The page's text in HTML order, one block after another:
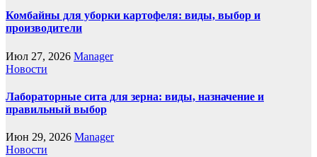
Комбайны для уборки картофеля: виды, выбор и
производители
Июл 27, 2026 Manager
Новости
Лабораторные сита для зерна: виды, назначение и
правильный выбор
Июн 29, 2026 Manager
Новости